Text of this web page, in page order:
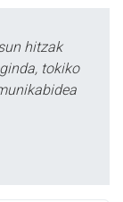
hitzak
tokiko